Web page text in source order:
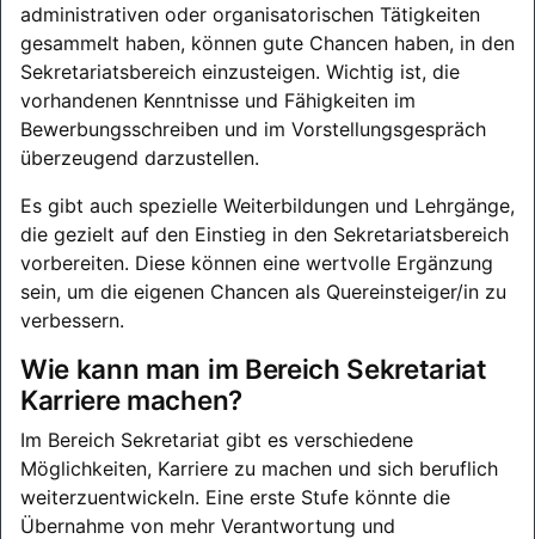
administrativen oder organisatorischen Tätigkeiten
gesammelt haben, können gute Chancen haben, in den
Sekretariatsbereich einzusteigen. Wichtig ist, die
vorhandenen Kenntnisse und Fähigkeiten im
Bewerbungsschreiben und im Vorstellungsgespräch
überzeugend darzustellen.
Es gibt auch spezielle Weiterbildungen und Lehrgänge,
die gezielt auf den Einstieg in den Sekretariatsbereich
vorbereiten. Diese können eine wertvolle Ergänzung
sein, um die eigenen Chancen als Quereinsteiger/in zu
verbessern.
Wie kann man im Bereich Sekretariat
Karriere machen?
Im Bereich Sekretariat gibt es verschiedene
Möglichkeiten, Karriere zu machen und sich beruflich
weiterzuentwickeln. Eine erste Stufe könnte die
Übernahme von mehr Verantwortung und